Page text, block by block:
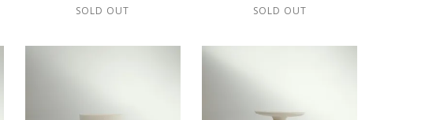
SOLD OUT
SOLD OUT